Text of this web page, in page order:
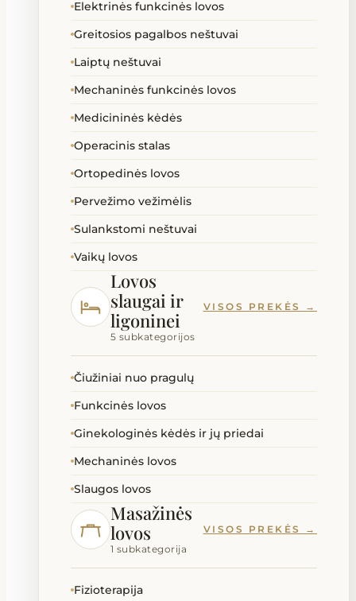
Elektrinės funkcinės lovos
Greitosios pagalbos neštuvai
Laiptų neštuvai
Mechaninės funkcinės lovos
Medicininės kėdės
Operacinis stalas
Ortopedinės lovos
Pervežimo vežimėlis
Sulankstomi neštuvai
Vaikų lovos
Lovos
slaugai ir
ligoninei
5 subkategorijos
VISOS PREKĖS →
Čiužiniai nuo pragulų
Funkcinės lovos
Ginekologinės kėdės ir jų priedai
Mechaninės lovos
Slaugos lovos
Masažinės
lovos
1 subkategorija
VISOS PREKĖS →
Fizioterapija